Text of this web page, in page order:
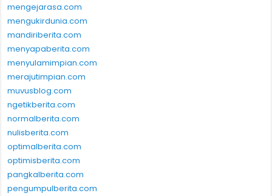
mengejarasa.com
mengukirdunia.com
mandiriberita.com
menyapaberita.com
menyulamimpian.com
merajutimpian.com
muvusblog.com
ngetikberita.com
normalberita.com
nulisberita.com
optimalberita.com
optimisberita.com
pangkalberita.com
pengumpulberita.com